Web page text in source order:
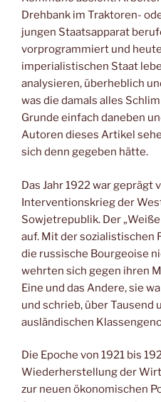
Drehbank im Traktoren-
jungen Staatsapparat
vorprogrammiert und
imperialistischen Staat
analysieren, überheblich
was die damals alles
Grunde einfach daneben
Autoren dieses Artikel
sich denn gegeben hätte.
Das Jahr 1922 war geprägt
Interventionskrieg der
Sowjetrepublik. Der
auf. Mit der sozialistischen
die russische Bourgeoise
wehrten sich gegen ihren
Eine und das Andere, sie
und schrieb, über Tausend
ausländischen
Die Epoche von 1921 bis
Wiederherstellung der
zur neuen ökonomischen